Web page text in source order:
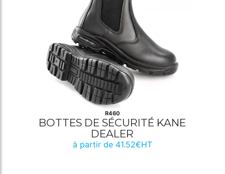
R460
BOTTES DE SÉCURITÉ KANE
DEALER
à partir de 41.52€HT